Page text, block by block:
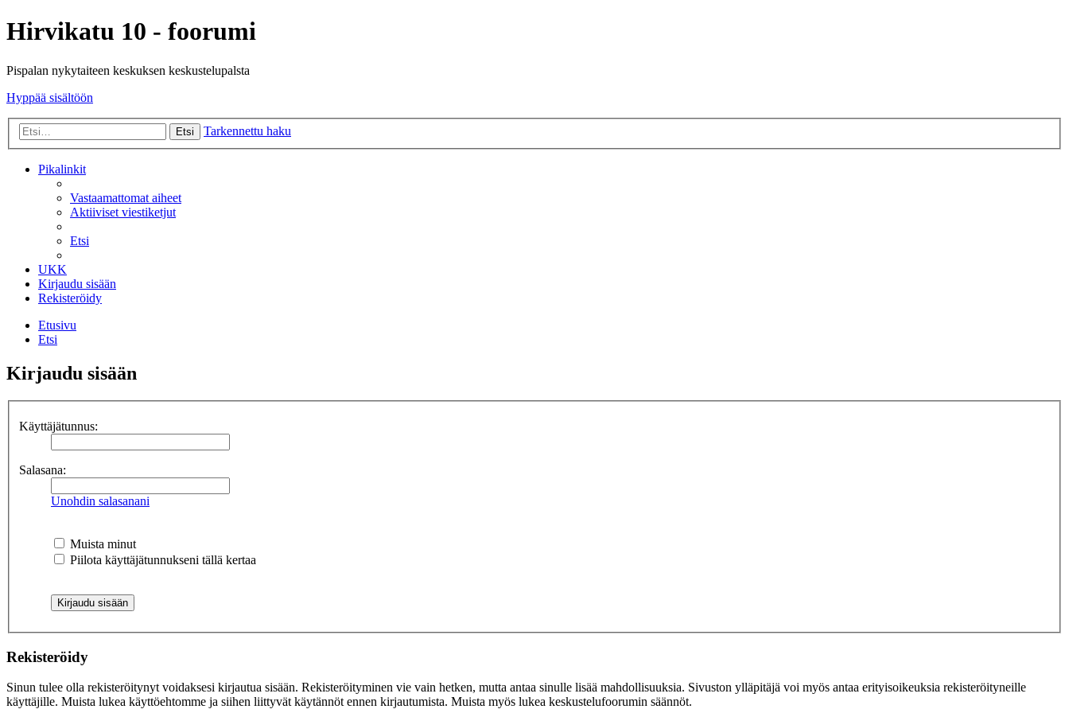
Hirvikatu 10 - foorumi
Pispalan nykytaiteen keskuksen keskustelupalsta
Hyppää sisältöön
Etsi Tarkennettu haku
Pikalinkit
Vastaamattomat aiheet
Aktiiviset viestiketjut
Etsi
UKK
Kirjaudu sisään
Rekisteröidy
Etusivu
Etsi
Kirjaudu sisään
Käyttäjätunnus:
Salasana:
Unohdin salasanani
Muista minut
Piilota käyttäjätunnukseni tällä kertaa
Rekisteröidy
Sinun tulee olla rekisteröitynyt voidaksesi kirjautua sisään. Rekisteröityminen vie vain hetken, mutta antaa sinulle lisää mahdollisuuksia. Sivuston ylläpitäjä voi myös antaa erityisoikeuksia rekisteröityneille
käyttäjille. Muista lukea käyttöehtomme ja siihen liittyvät käytännöt ennen kirjautumista. Muista myös lukea keskustelufoorumin säännöt.